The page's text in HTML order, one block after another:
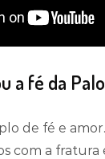
a fé da
de fé e
com a fratura